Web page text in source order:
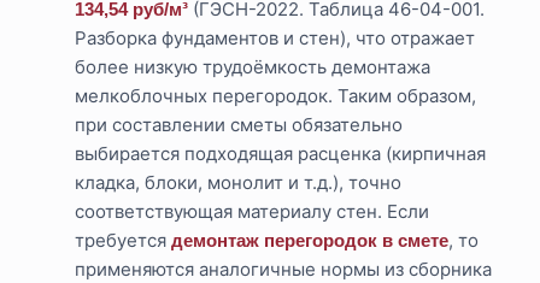
134,54 руб/м³ (ГЭСН-2022. Таблица 46-04-001.
Разборка фундаментов и стен), что отражает
более низкую трудоёмкость демонтажа
мелкоблочных перегородок. Таким образом,
при составлении сметы обязательно
выбирается подходящая расценка (кирпичная
кладка, блоки, монолит и т.д.), точно
соответствующая материалу стен. Если
требуетсядемонтаж перегородок в смете, то
применяются аналогичные нормы из сборника